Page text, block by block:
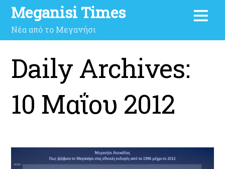
Meganisi Times
Νέα από το Μεγανήσι
Daily Archives:
10 Μαΐου 2012